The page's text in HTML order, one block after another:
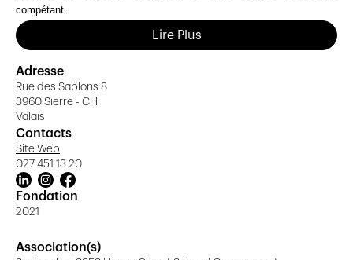
compétant.
Nous nous efforçons sans cesse d‘aller de l‘avant afin de mettre à la
pour un approvisionnement énergétique autonome, intelligent et
durable.
Lire Plus
Adresse
Rue des Sablons 8
3960 Sierre - CH
Valais
Contacts
Site Web
027 451 13 20
Fondation
2021
Association(s)